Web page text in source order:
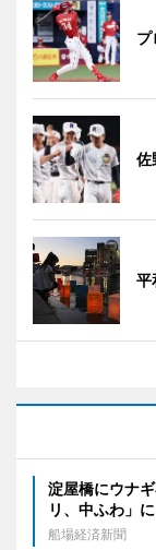
佐
平
淀屋橋にウナ
リ、中ふわ」に
船場経済新聞